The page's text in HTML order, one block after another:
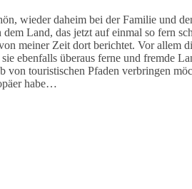
wieder daheim bei der Familie und
Land, das jetzt auf einmal so fern
meiner Zeit dort berichtet. Vor allem
ebenfalls überaus ferne und fremde
touristischen Pfaden verbringen
habe…